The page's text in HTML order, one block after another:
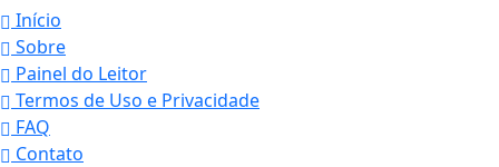
Início
Sobre
Painel do Leitor
Termos de Uso e Privacidade
FAQ
Contato